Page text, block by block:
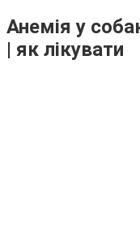
Анемія у
| як лікувати